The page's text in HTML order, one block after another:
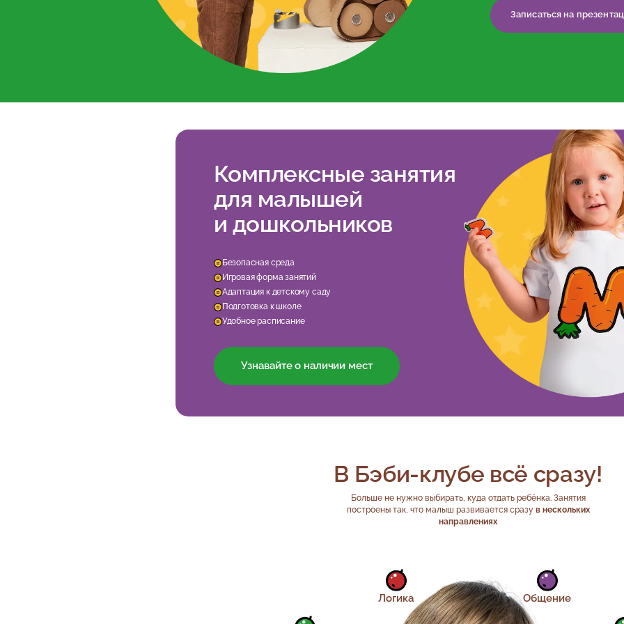
Записаться на
Комплексные занятия
для малышей
и дошкольников
Безопасная среда
Игровая форма занятий
Адаптация к детскому саду
Подготовка к школе
Удобное расписание
Узнавайте о наличии мест
В Бэби-клубе всё сразу!
Больше не нужно выбирать, куда отдать ребёнка. Занятия
построены так, что малыш развивается сразув нескольких
направлениях
Логика Общение